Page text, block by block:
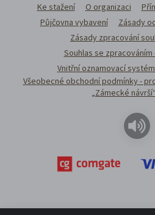
Ke stažení O organizaci
Půjčovna vybavení
Zásady
Zásady zpracování
Souhlas se
Vnitřní oznamovací
Všeobecné obchodní podmínky -
„Zámecké